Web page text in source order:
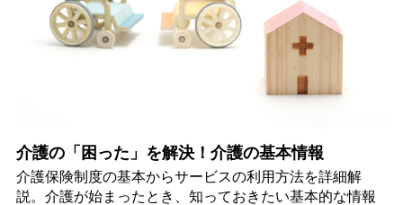
介護の「困った」を解決！介護の基本情報
介護保険制度の基本からサービスの利用方法を詳細解
説。介護が始まったとき、知っておきたい基本的な情報